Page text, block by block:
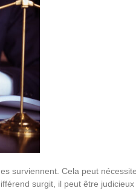
surviennent. Cela peut
surgit, il peut être judicieux